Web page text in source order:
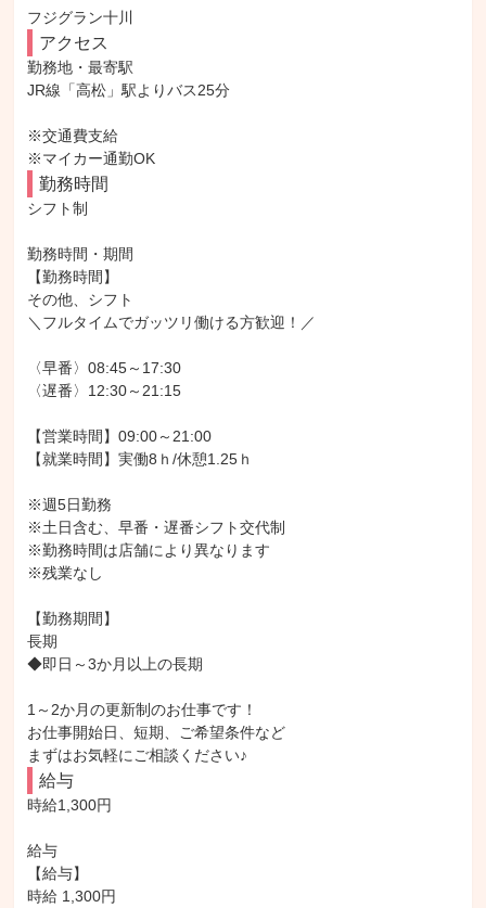
フジグラン十川
アクセス
勤務地・最寄駅
JR線「高松」駅よりバス25分
※交通費支給
※マイカー通勤OK
勤務時間
シフト制
勤務時間・期間
【勤務時間】
その他、シフト
＼フルタイムでガッツリ働ける方歓迎！／
〈早番〉08:45～17:30
〈遅番〉12:30～21:15
【営業時間】09:00～21:00
【就業時間】実働8ｈ/休憩1.25ｈ
※週5日勤務
※土日含む、早番・遅番シフト交代制
※勤務時間は店舗により異なります
※残業なし
【勤務期間】
長期
◆即日～3か月以上の長期
1～2か月の更新制のお仕事です！
お仕事開始日、短期、ご希望条件など
まずはお気軽にご相談ください♪
給与
時給1,300円
給与
【給与】
時給 1,300円